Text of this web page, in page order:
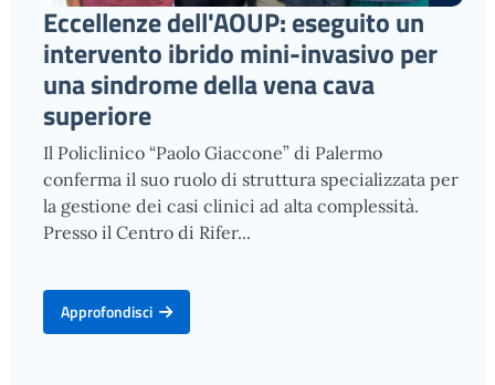
Eccellenze dell'AOUP: eseguito un
intervento ibrido mini-invasivo per
una sindrome della vena cava
superiore
Il Policlinico “Paolo Giaccone” di Palermo
conferma il suo ruolo di struttura specializzata per
la gestione dei casi clinici ad alta complessità.
Presso il Centro di Rifer...
Approfondisci